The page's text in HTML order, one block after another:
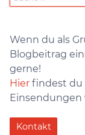
Wenn du als
Blogbeitrag
gerne!
Hier findest du
Einsendungen
Kontakt